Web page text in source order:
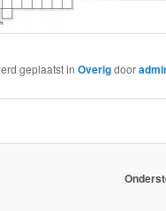
geplaatst in Overigdoor